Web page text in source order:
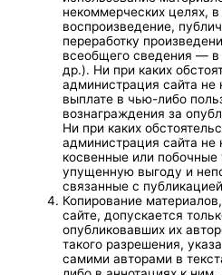
некоммерческих целях,
воспроизведение,
переработку
всеобщего сведения — в
др.). Ни при каких
администрация сайта не
выплате в чью-либо
вознаграждения за
Ни при каких
администрация сайта не
косвенные или побочные
упущенную выгоду и
связанные с
Копирование
сайте, допускается
опубликовавших их
такого разрешения,
самими авторами в